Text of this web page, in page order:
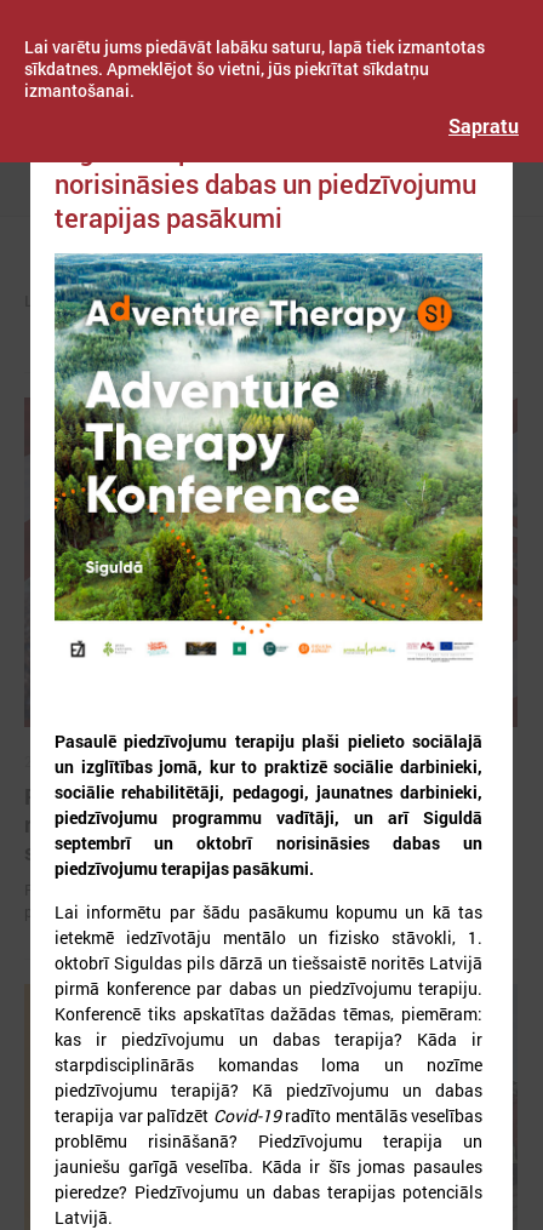
Lai varētu jums piedāvāt labāku saturu, lapā tiek izmantotas
sīkdatnes. Apmeklējot šo vietni, jūs piekrītat sīkdatņu
izmantošanai.
Sapratu
Izvēlne
ZIŅAS PAŠVALDĪBĀS
2026. gada 12. jūnijs
Publicēta konferences “Tautas sapulcei – 36”
rezolūcija par vietējās pārstāvniecības
stiprināšanu Latvijā
pārstāvniecības stiprināšanu Latvijā
norisināsies dabas un piedzīvojumu
terapijas pasākumi
Pasaulē piedzīvojumu terapiju plaši pielieto sociālajā
un izglītības jomā, kur to praktizē sociālie darbinieki,
sociālie rehabilitētāji, pedagogi, jaunatnes darbinieki,
piedzīvojumu programmu vadītāji, un arī Siguldā
septembrī un oktobrī norisināsies dabas un
piedzīvojumu terapijas pasākumi.
Lai informētu par šādu pasākumu kopumu un kā tas
ietekmē iedzīvotāju mentālo un fizisko stāvokli, 1.
oktobrī Siguldas pils dārzā un tiešsaistē noritēs Latvijā
pirmā konference par dabas un piedzīvojumu terapiju.
Konferencē tiks apskatītas dažādas tēmas, piemēram:
kas ir piedzīvojumu un dabas terapija? Kāda ir
starpdisciplinārās komandas loma un nozīme
piedzīvojumu terapijā? Kā piedzīvojumu un dabas
terapija var palīdzēt Covid-19radīto mentālās veselības
problēmu risināšanā? Piedzīvojumu terapija un
jauniešu garīgā veselība. Kāda ir šīs jomas pasaules
pieredze? Piedzīvojumu un dabas terapijas potenciāls
Latvijā.